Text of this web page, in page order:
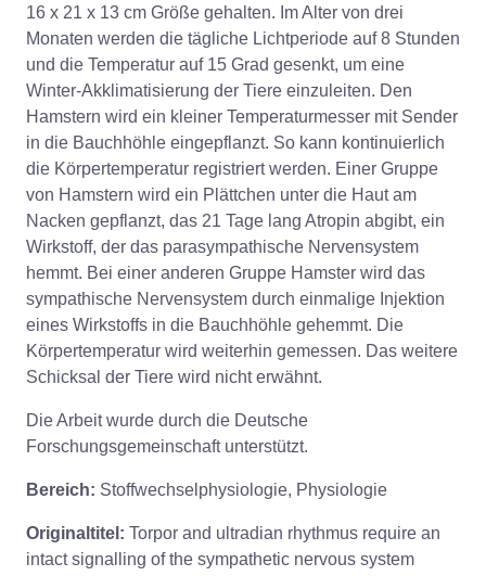
16 x 21 x 13 cm Größe gehalten. Im Alter von drei
Monaten werden die tägliche Lichtperiode auf 8 Stunden
und die Temperatur auf 15 Grad gesenkt, um eine
Winter-Akklimatisierung der Tiere einzuleiten. Den
Hamstern wird ein kleiner Temperaturmesser mit Sender
in die Bauchhöhle eingepflanzt. So kann kontinuierlich
die Körpertemperatur registriert werden. Einer Gruppe
von Hamstern wird ein Plättchen unter die Haut am
Nacken gepflanzt, das 21 Tage lang Atropin abgibt, ein
Wirkstoff, der das parasympathische Nervensystem
hemmt. Bei einer anderen Gruppe Hamster wird das
sympathische Nervensystem durch einmalige Injektion
eines Wirkstoffs in die Bauchhöhle gehemmt. Die
Körpertemperatur wird weiterhin gemessen. Das weitere
Schicksal der Tiere wird nicht erwähnt.
Die Arbeit wurde durch die Deutsche
Forschungsgemeinschaft unterstützt.
Bereich: Stoffwechselphysiologie, Physiologie
Originaltitel: Torpor and ultradian rhythmus require an
intact signalling of the sympathetic nervous system